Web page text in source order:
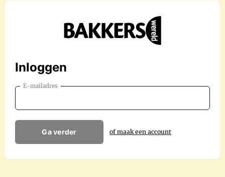
Inloggen
E-mailadres
Ga verder of maak een account